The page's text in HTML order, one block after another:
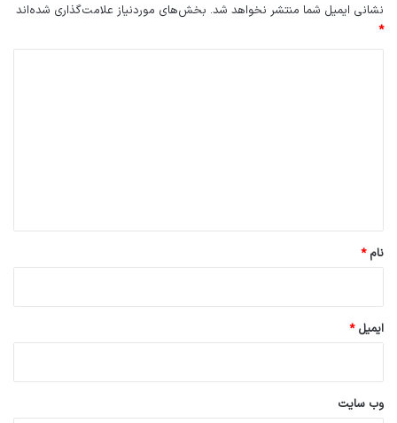
نشانی ایمیل شما منتشر نخواهد شد. بخش‌های موردنیاز علامت‌گذاری شده‌اند
*
نام*
ایمیل*
وب‌ سایت